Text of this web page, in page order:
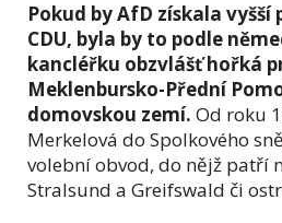
Pokud by AfD získala vyšší
CDU, byla by to podle
kancléřku obzvlášť hořká
Meklenbursko-Přední
domovskou zemí. Od roku
Merkelová do Spolkového
volební obvod, do nějž patří
Stralsund a Greifswald či